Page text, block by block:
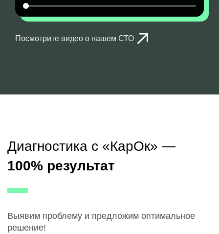
Посмотрите видео о нашем СТО
Диагностика с «КарОк» —
100% результат
Выявим проблему и предложим оптимальное
решение!